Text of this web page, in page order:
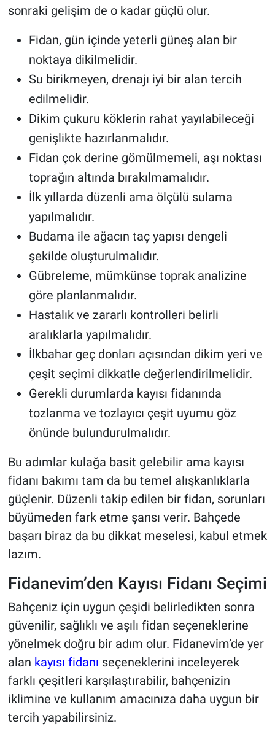
sonraki gelişim de o kadar güçlü olur.
Fidan, gün içinde yeterli güneş alan bir
noktaya dikilmelidir.
Su birikmeyen, drenajı iyi bir alan tercih
edilmelidir.
Dikim çukuru köklerin rahat yayılabileceği
genişlikte hazırlanmalıdır.
Fidan çok derine gömülmemeli, aşı noktası
toprağın altında bırakılmamalıdır.
İlk yıllarda düzenli ama ölçülü sulama
yapılmalıdır.
Budama ile ağacın taç yapısı dengeli
şekilde oluşturulmalıdır.
Gübreleme, mümkünse toprak analizine
göre planlanmalıdır.
Hastalık ve zararlı kontrolleri belirli
aralıklarla yapılmalıdır.
İlkbahar geç donları açısından dikim yeri ve
çeşit seçimi dikkatle değerlendirilmelidir.
Gerekli durumlarda kayısı fidanında
tozlanma ve tozlayıcı çeşit uyumu göz
önünde bulundurulmalıdır.
Bu adımlar kulağa basit gelebilir ama kayısı
fidanı bakımı tam da bu temel alışkanlıklarla
güçlenir. Düzenli takip edilen bir fidan, sorunları
büyümeden fark etme şansı verir. Bahçede
başarı biraz da bu dikkat meselesi, kabul etmek
lazım.
Fidanevim’den Kayısı Fidanı Seçimi
Bahçeniz için uygun çeşidi belirledikten sonra
güvenilir, sağlıklı ve aşılı fidan seçeneklerine
yönelmek doğru bir adım olur. Fidanevim’de yer
alan kayısı fidanı seçeneklerini inceleyerek
farklı çeşitleri karşılaştırabilir, bahçenizin
iklimine ve kullanım amacınıza daha uygun bir
tercih yapabilirsiniz.